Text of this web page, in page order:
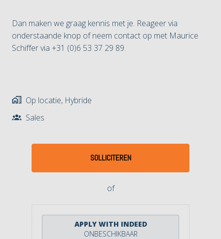
Dan maken we graag kennis met je. Reageer via
onderstaande knop of neem contact op met Maurice
Schiffer via +31 (0)6 53 37 29 89.
Op locatie, Hybride
Sales
SOLLICITEREN
of
APPLY WITH INDEED
ONBESCHIKBAAR